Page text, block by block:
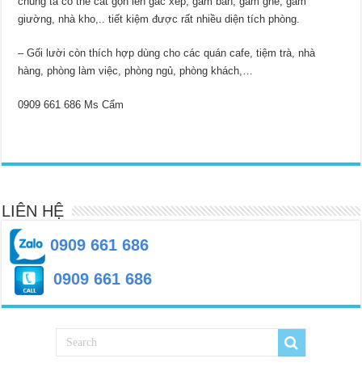
giường, nhà kho,.. tiết kiệm được rất nhiều diện tích phòng.
– Gối lười còn thích hợp dùng cho các quán cafe, tiệm trà, nhà
hàng, phòng làm việc, phòng ngủ, phòng khách,…
0909 661 686 Ms Cẩm
LIÊN HỆ
0909 661 686
0909 661 686